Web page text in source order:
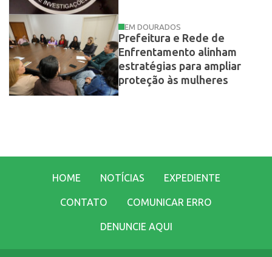
EM DOURADOS
Prefeitura e Rede de
Enfrentamento alinham
estratégias para ampliar
proteção às mulheres
HOME NOTÍCIAS EXPEDIENTE
CONTATO COMUNICAR ERRO
DENUNCIE AQUI